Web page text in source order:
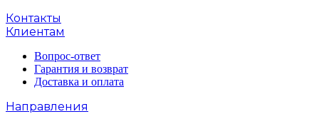
Контакты
Клиентам
Вопрос-ответ
Гарантия и возврат
Доставка и оплата
Направления